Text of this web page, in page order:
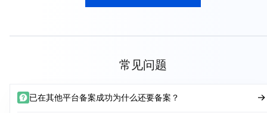
常见问题
已在其他平台备案成功为什么还要备案？